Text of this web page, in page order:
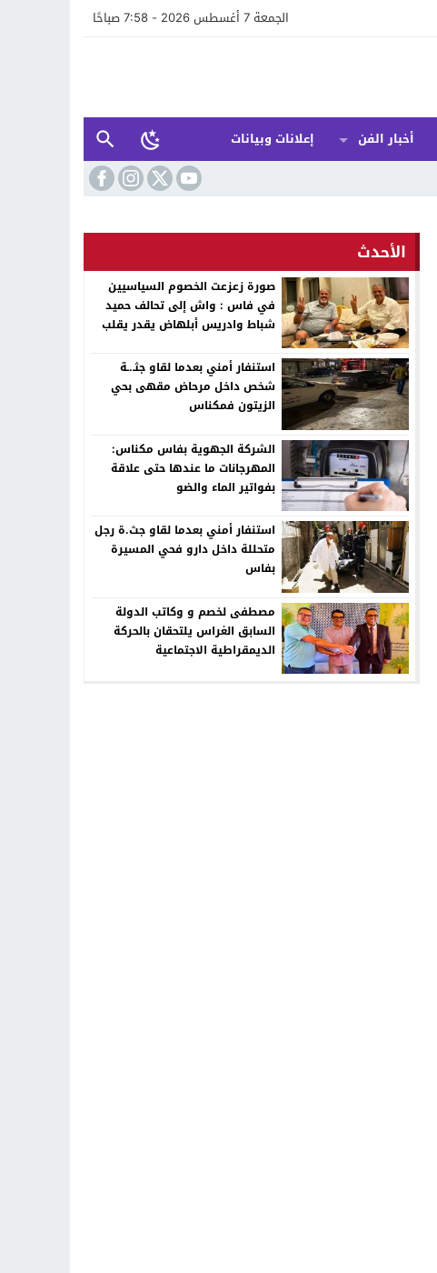
الجمعة 7 أغسطس 2026 - 7:58 صباحًا
أخبار الفن
إعلانات وبيانات
الأحدث
صورة زعزعت الخصوم السياسيين
في فاس : واش إلى تحالف حميد
شباط وادريس أبلهاض يقدر يقلب
استنفار أمني بعدما لقاو جثـ.ـة
شخص داخل مرحاض مقهى بحي
الزيتون فمكناس
الشركة الجهوية بفاس مكناس:
المهرجانات ما عندها حتى علاقة
بفواتير الماء والضو
استنفار أمني بعدما لقاو جث.ة رجل
متحللة داخل دارو فحي المسيرة
بفاس
مصطفى لخصم و وكاتب الدولة
السابق الغراس يلتحقان بالحركة
الديمقراطية الاجتماعية